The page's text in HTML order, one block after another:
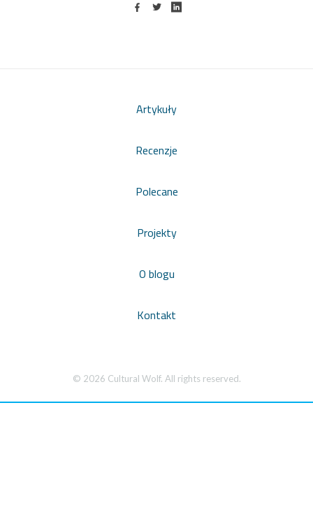
Artykuły
Recenzje
Polecane
Projekty
O blogu
Kontakt
© 2026 Cultural Wolf. All rights reserved.